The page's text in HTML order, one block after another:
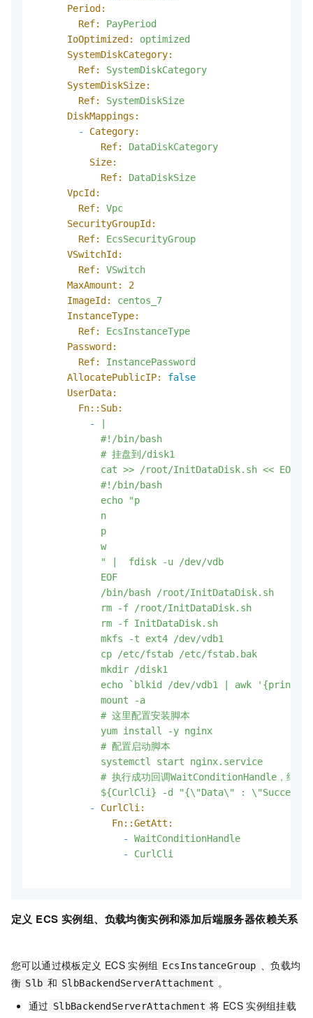
Period:
Ref:
PayPeriod
IoOptimized:
optimized
SystemDiskCategory:
Ref:
SystemDiskCategory
SystemDiskSize:
Ref:
SystemDiskSize
DiskMappings:
-
Category:
Ref:
DataDiskCategory
Size:
Ref:
DataDiskSize
VpcId:
Ref:
Vpc
SecurityGroupId:
Ref:
EcsSecurityGroup
VSwitchId:
Ref:
VSwitch
MaxAmount:
2
ImageId:
centos_7
InstanceType:
Ref:
EcsInstanceType
Password:
Ref:
InstancePassword
AllocatePublicIP:
false
UserData:
Fn::Sub:
-
            #!/bin/bash
            # 挂盘到/disk1
            cat >> /root/InitDataDisk.sh << EOF
            #!/bin/bash
            echo "p
            n
            p
            w
            " |  fdisk -u /dev/vdb
            EOF
            /bin/bash /root/InitDataDisk.sh
            rm -f /root/InitDataDisk.sh
            rm -f InitDataDisk.sh
            mkfs -t ext4 /dev/vdb1
            cp /etc/fstab /etc/fstab.bak
            mkdir /disk1
echo `blkid /dev/vdb1 | awk '{print
            mount -a
            # 这里配置安装脚本
            yum install -y nginx
            # 配置启动脚本
            systemctl start nginx.service
# 执行成功回调WaitConditionHandle，结束
-
CurlCli:
Fn::GetAtt:
-
WaitConditionHandle
-
CurlCli
定义 ECS 实例组、负载均衡实例和添加后端服务器依赖关系
您可以通过模板定义 ECS 实例组 EcsInstanceGroup 、负载均
衡 Slb 和 SlbBackendServerAttachment 。
通过 SlbBackendServerAttachment 将 ECS 实例组挂载